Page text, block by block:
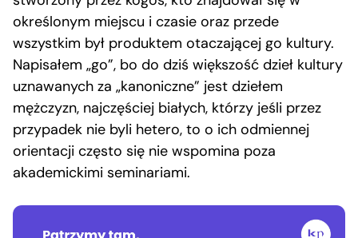
określonym miejscu i czasie oraz przede
wszystkim był produktem otaczającej go kultury.
Napisałem „go”, bo do dziś większość dzieł kultury
uznawanych za „kanoniczne” jest dziełem
mężczyzn, najczęściej białych, którzy jeśli przez
przypadek nie byli hetero, to o ich odmiennej
orientacji często się nie wspomina poza
akademickimi seminariami.